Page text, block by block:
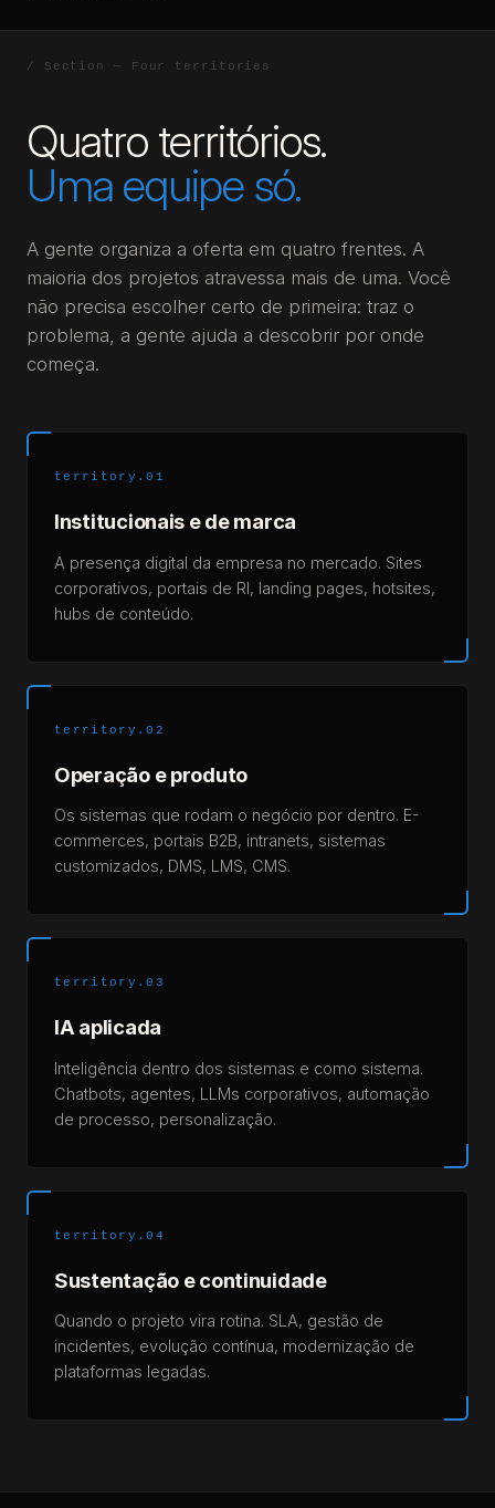
Quatro territórios.
Uma equipe só.
A gente organiza a oferta em quatro frentes. A
maioria dos projetos atravessa mais de uma. Você
não precisa escolher certo de primeira: traz o
problema, a gente ajuda a descobrir por onde
começa.
territory.01
Institucionais e de marca
A presença digital da empresa no mercado. Sites
corporativos, portais de RI, landing pages, hotsites,
hubs de conteúdo.
territory.02
Operação e produto
Os sistemas que rodam o negócio por dentro. E-
commerces, portais B2B, intranets, sistemas
customizados, DMS, LMS, CMS.
territory.03
IA aplicada
Inteligência dentro dos sistemas e como sistema.
Chatbots, agentes, LLMs corporativos, automação
de processo, personalização.
territory.04
Sustentação e continuidade
Quando o projeto vira rotina. SLA, gestão de
incidentes, evolução contínua, modernização de
plataformas legadas.